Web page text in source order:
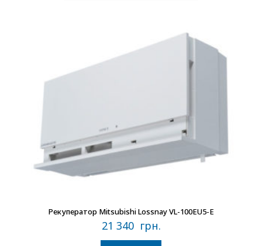
Рекуператор Mitsubishi Lossnay VL-100EU5-E
21 340 грн.